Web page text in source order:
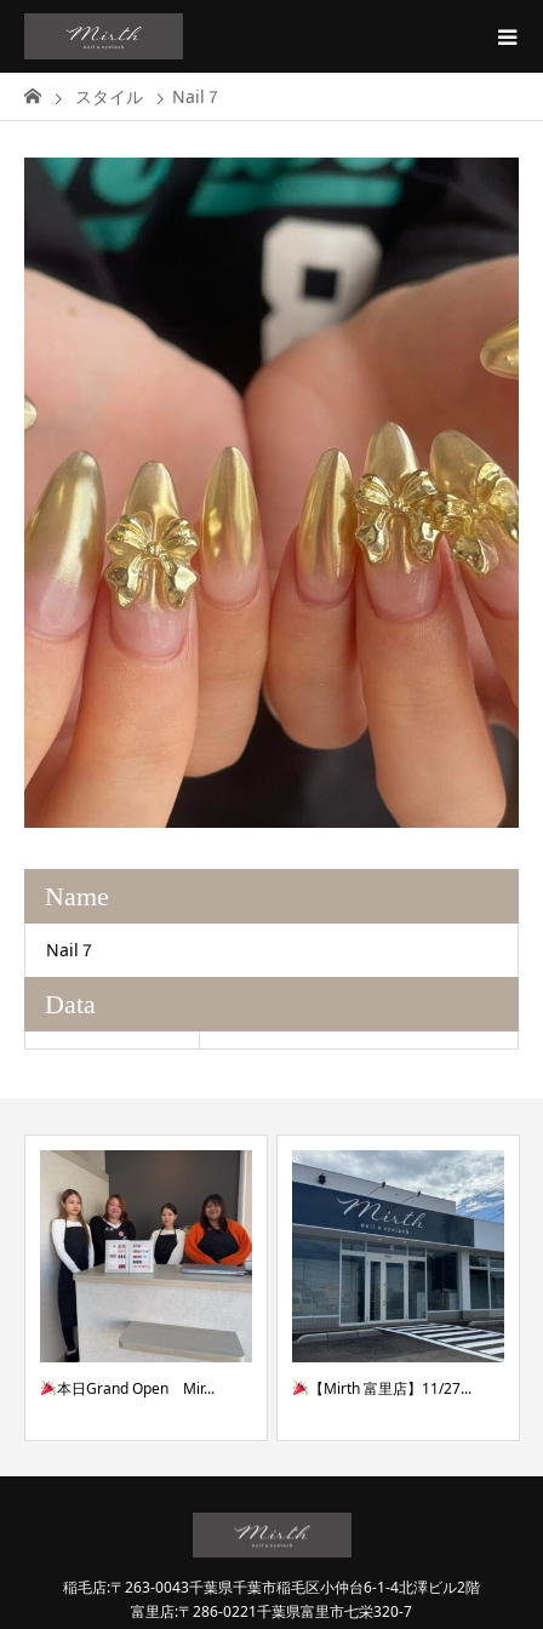
スタイル Nail７
Name
Nail７
Data
本日Grand Open Mir... 【Mirth 富里店】11/27...
稲毛店:〒263-0043千葉県千葉市稲毛区小仲台6-1-4北澤ビル2階
富里店:〒286-0221千葉県富里市七栄320-7